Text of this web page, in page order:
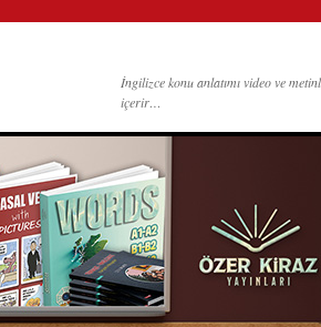
İngilizce konu anlatımı video ve
içerir…